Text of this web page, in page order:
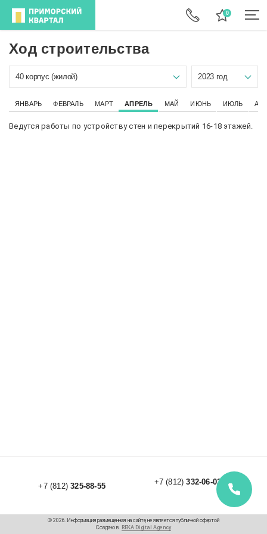
Ход строительства
40 корпус (жилой) 2023 год
ЯНВАРЬ ФЕВРАЛЬ МАРТ АПРЕЛЬ МАЙ ИЮНЬ ИЮЛЬ
Ведутся работы по устройству стен и перекрытий 16-18 этажей.
+7 (812)325-88-55 +7 (812)332-06-02
© 2026. Информация размещенная на сайте, не является публичной офертой
Создано в
REKA Digital Agency